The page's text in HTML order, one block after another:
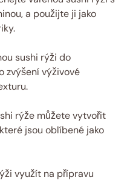
a použijte ji jako
sushi rýži do
zvýšení výživové
rýže můžete vytvořit
jsou oblíbené jako
využít na přípravu